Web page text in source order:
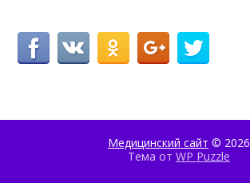
Медицинский сайт © 2026
Тема от WP Puzzle